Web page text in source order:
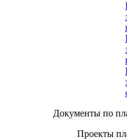
Документы по
Проекты